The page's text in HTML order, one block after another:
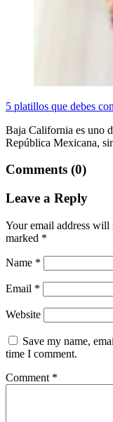
5 platillos que debes
Baja California es uno
República Mexicana,
Comments (0)
Leave a Reply
Your email address will
marked *
Name *
Email *
Website
Save my name,
time I comment.
Comment *